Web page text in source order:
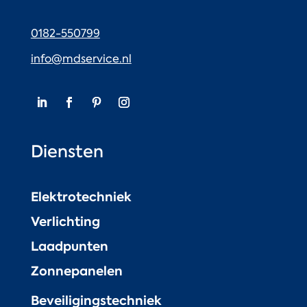
0182-550799
info@mdservice.nl
Diensten
Elektrotechniek
Verlichting
Laadpunten
Zonnepanelen
Beveiligingstechniek